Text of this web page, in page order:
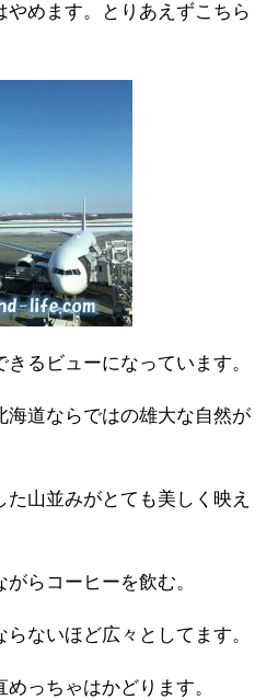
やめます。とりあえずこちら
るビューになっています。
海道ならではの雄大な自然が
山並みがとても美しく映え
らコーヒーを飲む。
ないほど広々としてます。
っちゃはかどります。